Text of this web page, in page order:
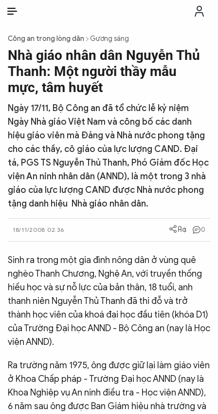
THỜI SỰ
CHỐNG DIỄN BIẾN HÒA BÌNH
CÔNG AN TRONG LÒNG DÂN
XÃ HỘI
CÔNG NGHỆ
QUỐC TẾ
VĂN HÓA - THỂ THAO
BẠN ĐỌC & CAND
ĐA PHƯƠNG TIỆN
eMagazine
Infographic
Chuyên trangAn ninh thế giớiVăn nghệ Công an
Chuyên đề
Công an trong lòng dân Gương sáng
Nhà giáo nhân dân Nguyễn Thủ
Thanh: Một người thầy mẫu
mực, tâm huyết
Ngày 17/11, Bộ Công an đã tổ chức lễ kỷ niệm
Ngày Nhà giáo Việt Nam và công bố các danh
hiệu giáo viên mà Đảng và Nhà nước phong tặng
cho các thầy, cô giáo của lực lượng CAND. Đại
tá, PGS TS Nguyễn Thủ Thanh, Phó Giám đốc Học
viện An ninh nhân dân (ANND), là một trong 3 nhà
giáo của lực lượng CAND được Nhà nước phong
tặng danh hiệu Nhà giáo nhân dân.
18/11/2008 02:36 0
Sinh ra trong một gia đình nông dân ở vùng quê
nghèo Thanh Chương, Nghệ An, với truyền thống
hiếu học và sự nỗ lực của bản thân, 18 tuổi, anh
thanh niên Nguyễn Thủ Thanh đã thi đỗ và trở
thành học viên của khoá đại học đầu tiên (khóa D1)
của Trường Đại học ANND - Bộ Công an (nay là Học
viện ANND).
Ra trường năm 1975, ông được giữ lại làm giáo viên
ở Khoa Chấp pháp - Trường Đại học ANND (nay là
Khoa Nghiệp vụ An ninh điều tra - Học viện ANND),
6 năm sau ông được Ban Giám hiệu nhà trường và